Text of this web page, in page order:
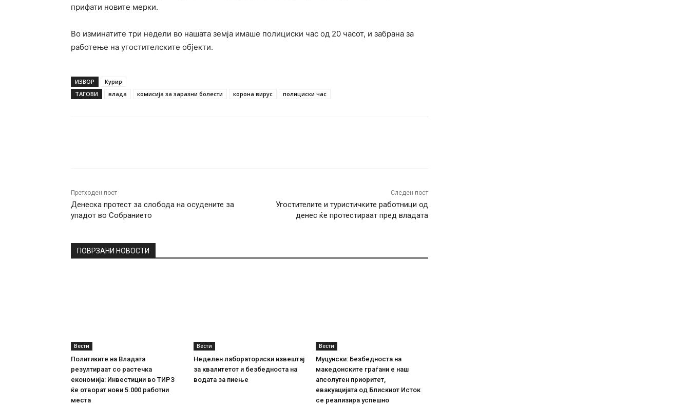
прифати новите мерки.
Во изминатите три недели во нашата земја имаше полициски час од 20 часот, и забрана за
работење на угостителските објекти.
ИЗВОР
Курир
ТАГОВИ
влада комисија за заразни болести корона вирус полициски час
Претходен пост
Денеска протест за слобода на осудените за
упадот во Собранието
Следен пост
Угостителите и туристичките работници од
денес ќе протестираат пред владата
ПОВРЗАНИ НОВОСТИ
Вести
Политиките на Владата
резултираат со растечка
економија: Инвестиции во ТИРЗ
ќе отворат нови 5.000 работни
места
Вести
Неделен лабораториски извештај
за квалитетот и безбедноста на
водата за пиење
Вести
Муцунски: Безбедноста на
македонските граѓани е наш
апсолутен приоритет,
евакуацијата од Блискиот Исток
се реализира успешно